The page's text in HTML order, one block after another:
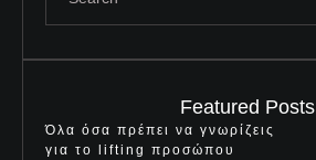
Featured Posts
Όλα όσα πρέπει να γνωρίζεις
για το lifting προσώπου